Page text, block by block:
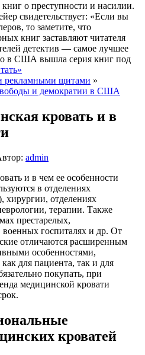
о преступности и насилии.
свидетельствует: «Если вы
то заметите, что
книг заставляют читателя
детектив — самое лучшее
в США вышла серия книг под
рекламными щитами »
и демократии в США
кровать и в
admin
в отделениях
отделениях
терапии. Также
престарелых,
госпиталях и др. От
отличаются расширенным
особенностями,
для пациента, так и для
покупать, при
медицинской кровати
кроватей